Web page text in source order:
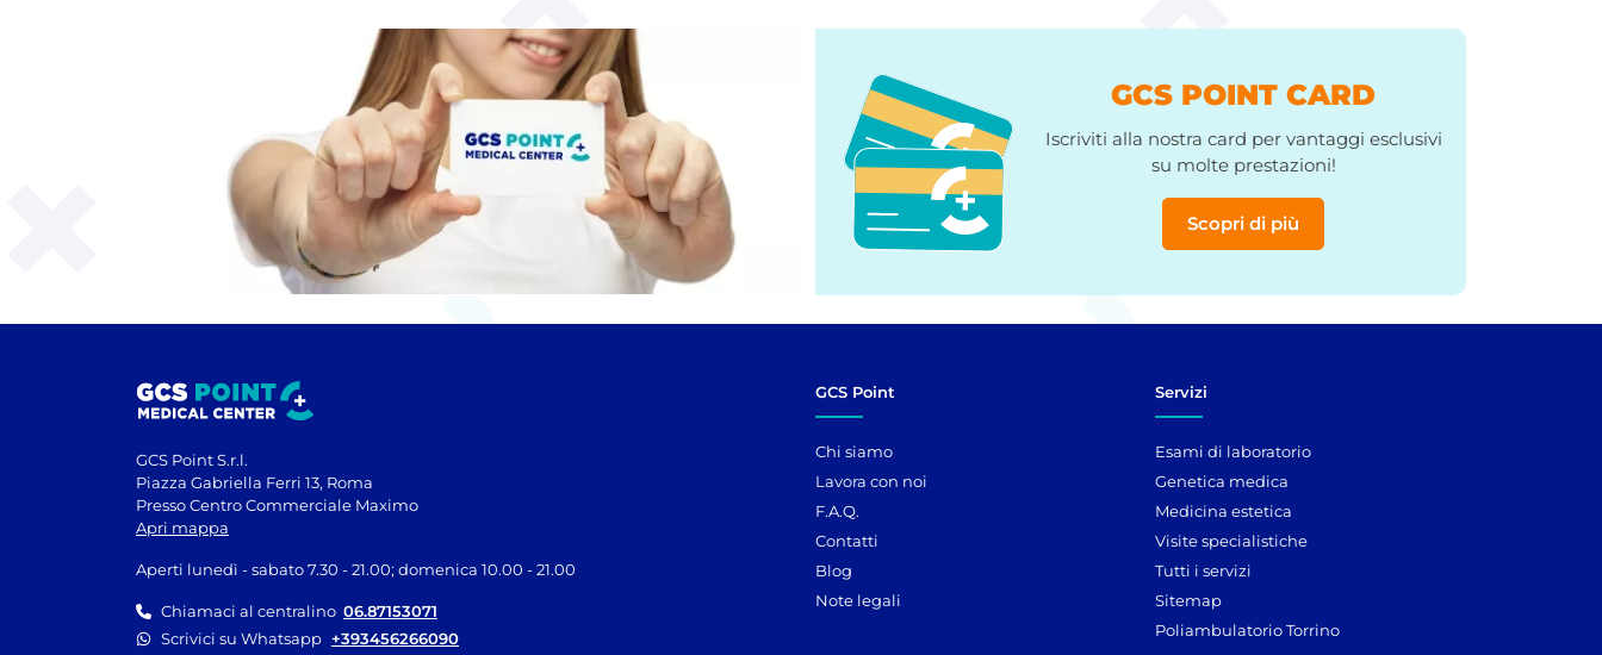
GCS POINT CARD
Iscriviti alla nostra card per vantaggi esclusivi
su molte prestazioni!
Scopri di più
GCS Point S.r.l.
Piazza Gabriella Ferri 13, Roma
Presso Centro Commerciale Maximo
Apri mappa
Aperti lunedì - sabato 7.30 - 21.00; domenica 10.00 - 21.00
Chiamaci al centralino 06.87153071
Scrivici su Whatsapp +393456266090
GCS Point
Chi siamo
Lavora con noi
F.A.Q.
Contatti
Blog
Note legali
Servizi
Esami di laboratorio
Genetica medica
Medicina estetica
Visite specialistiche
Tutti i servizi
Sitemap
Poliambulatorio Torrino